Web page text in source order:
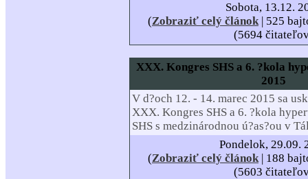
Sobota, 13.12.
(Zobraziť celý článok| 525
(5694
XXX. Kongres SHS a 6. ?kola
2015
V d?och 12. - 14. marec 2015 sa
XXX. Kongres SHS a 6. ?kola
SHS s medzinárodnou ú?as?ou v
Pondelok, 29.09.
(Zobraziť celý článok| 188
(5603